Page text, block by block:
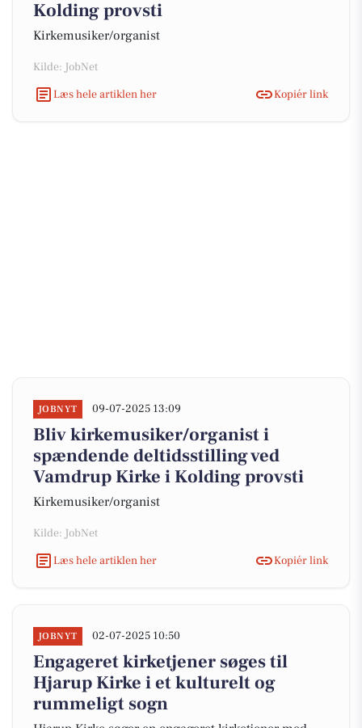
Kolding provsti
Kirkemusiker/organist
Kilde: JobNet
Læs hele artiklen her
Kopiér link
JOBNYT 09-07-2025 13:09
Bliv kirkemusiker/organist i
spændende deltidsstilling ved
Vamdrup Kirke i Kolding provsti
Kirkemusiker/organist
Kilde: JobNet
Læs hele artiklen her
Kopiér link
JOBNYT 02-07-2025 10:50
Engageret kirketjener søges til
Hjarup Kirke i et kulturelt og
rummeligt sogn